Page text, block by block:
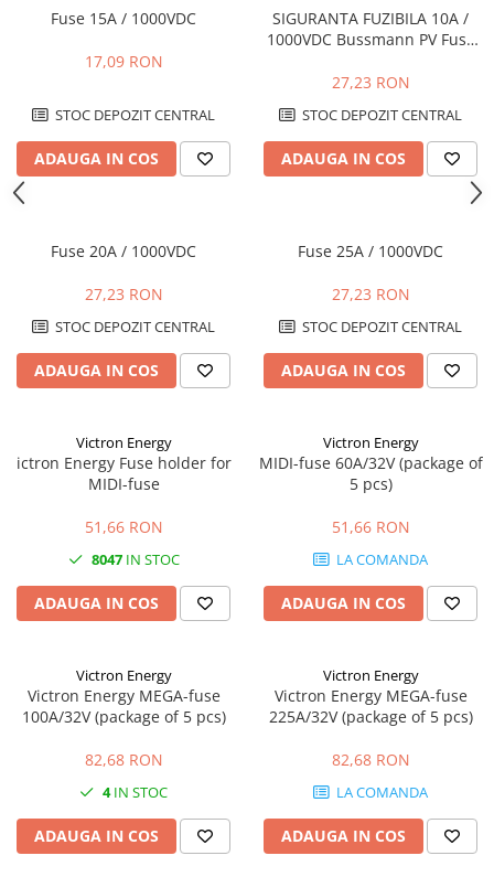
Fuse 15A / 1000VDC
17,09 RON
STOC DEPOZIT CENTRAL
ADAUGA IN COS
SIGURANTA FUZIBILA 10A /
1000VDC Bussmann PV Fuse
27,23 RON
STOC DEPOZIT CENTRAL
ADAUGA IN COS
Fuse 20A / 1000VDC
27,23 RON
STOC DEPOZIT CENTRAL
ADAUGA IN COS
Fuse 25A / 1000VDC
27,23 RON
STOC DEPOZIT CENTRAL
ADAUGA IN COS
Victron Energy
ictron Energy Fuse holder for
MIDI-fuse
51,66 RON
8047IN STOC
ADAUGA IN COS
Victron Energy
MIDI-fuse 60A/32V (package of
5 pcs)
51,66 RON
LA COMANDA
ADAUGA IN COS
Victron Energy
Victron Energy MEGA-fuse
100A/32V (package of 5 pcs)
82,68 RON
4IN STOC
ADAUGA IN COS
Victron Energy
Victron Energy MEGA-fuse
225A/32V (package of 5 pcs)
82,68 RON
LA COMANDA
ADAUGA IN COS